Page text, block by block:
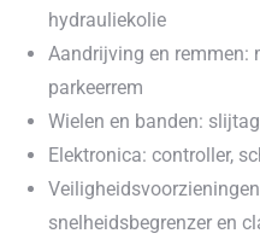
hydrauliekolie
Aandrijving en remmen:
parkeerrem
Wielen en banden:
Elektronica: controller,
snelheidsbegrenzer en